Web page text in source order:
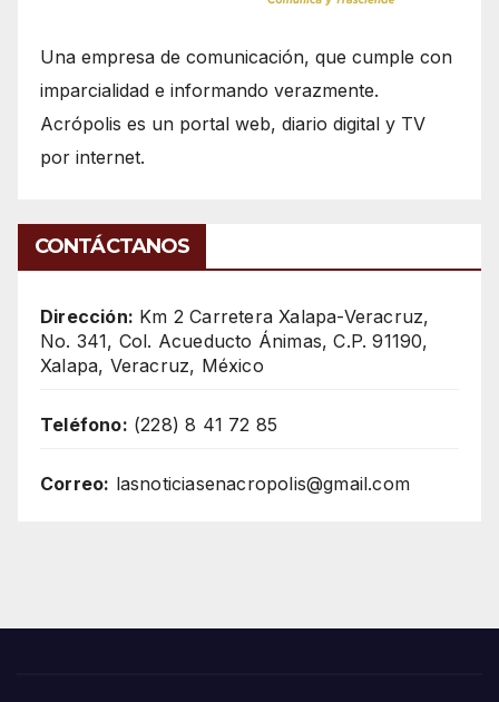
Una empresa de comunicación, que cumple con
imparcialidad e informando verazmente.
Acrópolis es un portal web, diario digital y TV
por internet.
CONTÁCTANOS
Dirección: Km 2 Carretera Xalapa-Veracruz,
No. 341, Col. Acueducto Ánimas, C.P. 91190,
Xalapa, Veracruz, México
Teléfono: (228) 8 41 72 85
Correo: lasnoticiasenacropolis@gmail.com